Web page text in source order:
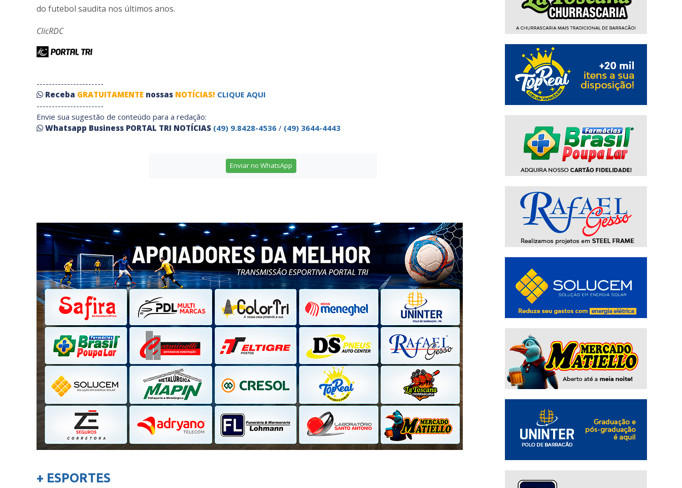
do futebol saudita nos últimos anos.
ClicRDC
----------------------
Receba GRATUITAMENTE nossas NOTÍCIAS! CLIQUE AQUI
----------------------
Envie sua sugestão de conteúdo para a redação:
Whatsapp Business PORTAL TRI NOTÍCIAS (49) 9.8428-4536 / (49) 3644-4443
Enviar no WhatsApp
+ ESPORTES